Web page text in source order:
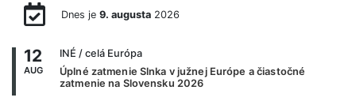
Dnes je 9. augusta2026
12
AUG
INÉ / celá Európa
Úplné zatmenie Slnka v južnej Európe a čiastočné
zatmenie na Slovensku 2026